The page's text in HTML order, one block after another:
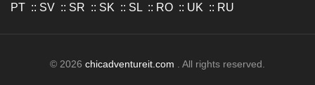
PT :: SV :: SR :: SK :: SL :: RO :: UK :: RU
© 2026 chicadventureit.com . All rights reserved.